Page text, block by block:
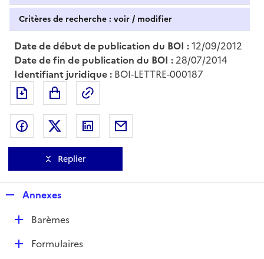
Critères de recherche : voir / modifier
Date de début de publication du BOI :12/09/2012
Date de fin de publication du BOI : 28/07/2014
Identifiant juridique : BOI-LETTRE-000187
Exporter le document au format pdf
Partager sur Facebook
Partager sur Twitter
Partager sur LinkedIn
Replier
p
l
i
Annexes
DBarèmes
DFormulaires